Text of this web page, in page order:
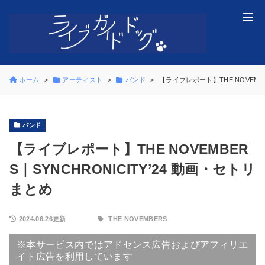
ホーム アーティスト バンド 【ライブレポート】THE
バンド
【ライブレポート】THE NOVEMBER
S｜SYNCHRONICITY’24 動画・セトリ
まとめ
2024.06.26更新 THE NOVEMBERS
※本サービス内ではアドセンス広告およびアフィリエ
イト広告を利用しています